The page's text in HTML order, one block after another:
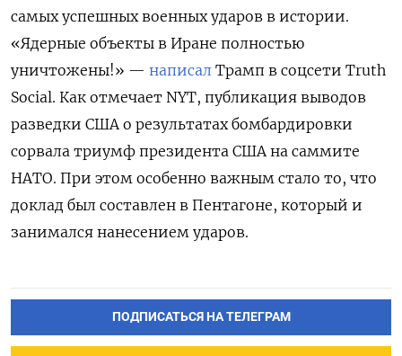
самых успешных военных ударов в истории.
«Ядерные объекты в Иране полностью
уничтожены!» — написал Трамп в соцсети Truth
Social. Как отмечает NYT, публикация выводов
разведки США о результатах бомбардировки
сорвала триумф президента США на саммите
НАТО. При этом особенно важным стало то, что
доклад был составлен в Пентагоне, который и
занимался нанесением ударов.
ПОДПИСАТЬСЯ НА ТЕЛЕГРАМ